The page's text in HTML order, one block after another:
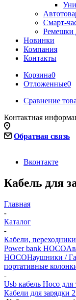
Смарт-
Ремешки
Новинки
Компания
Контакты
Корзина0
Отложенные0
Сравнение
Контактная
Обратная связь
Вконтакте
Кабель для
Главная
-
Каталог
-
Кабели,
Power bank HOCO
HOCOНаушники /
портативные
-
Usb кабель Hoco
Кабели для зарядки